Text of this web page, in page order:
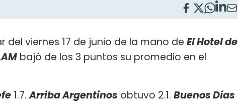
del viernes 17 de junio de la mano de El Hotel de
bajó de los 3 puntos su promedio en el
1.7.Arriba Argentinos obtuvo 2.1. Buenos Días